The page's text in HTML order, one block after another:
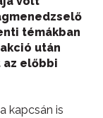
témákban
után
előbbi
kapcsán is